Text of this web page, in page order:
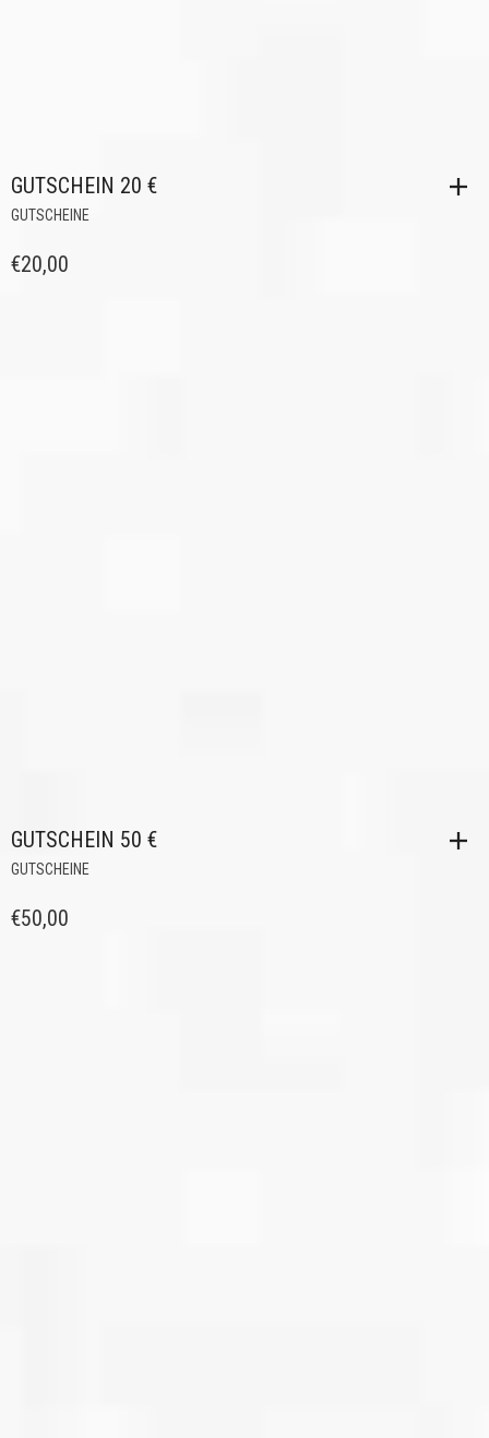
GUTSCHEIN 20 €
GUTSCHEINE
€20,00
GUTSCHEIN 50 €
GUTSCHEINE
€50,00